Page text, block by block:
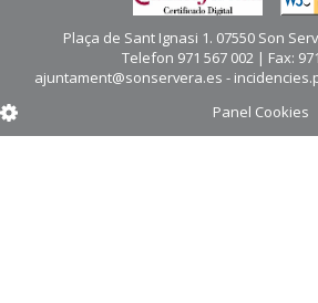
Plaça de Sant Ignasi 1. 07550 Son
Telefon 971 567 002 | Fax:
ajuntament@sonservera.es -
Panel Cookies